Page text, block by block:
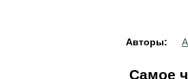
Авторы: А
Самое